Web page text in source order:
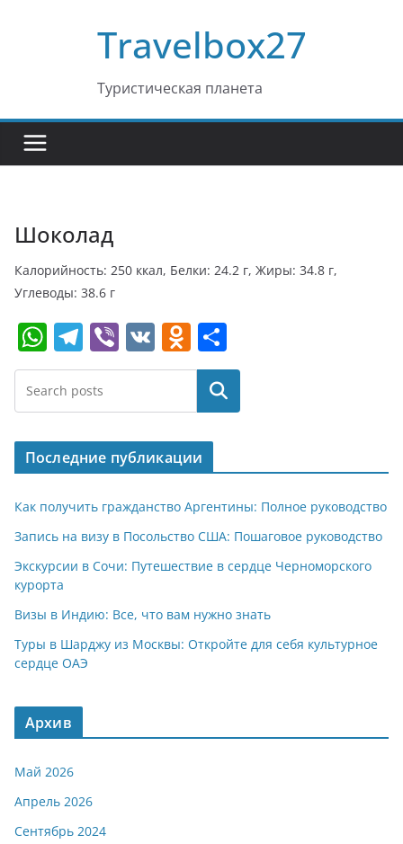
Travelbox27
Туристическая планета
Шоколад
Калорийность: 250 ккал, Белки: 24.2 г, Жиры: 34.8 г,
Углеводы: 38.6 г
W
h
at
s
A
p
p
T
el
e
gr
a
m
Vi
b
V
K
O
d
o
kl
a
ss
ni
ki
т
п
р
в
и
т
ь
Поиск
Последние публикации
Как получить гражданство Аргентины: Полное руководство
Запись на визу в Посольство США: Пошаговое руководство
Экскурсии в Сочи: Путешествие в сердце Черноморского
курорта
Визы в Индию: Все, что вам нужно знать
Туры в Шарджу из Москвы: Откройте для себя культурное
сердце ОАЭ
Архив
Май 2026
Апрель 2026
Сентябрь 2024